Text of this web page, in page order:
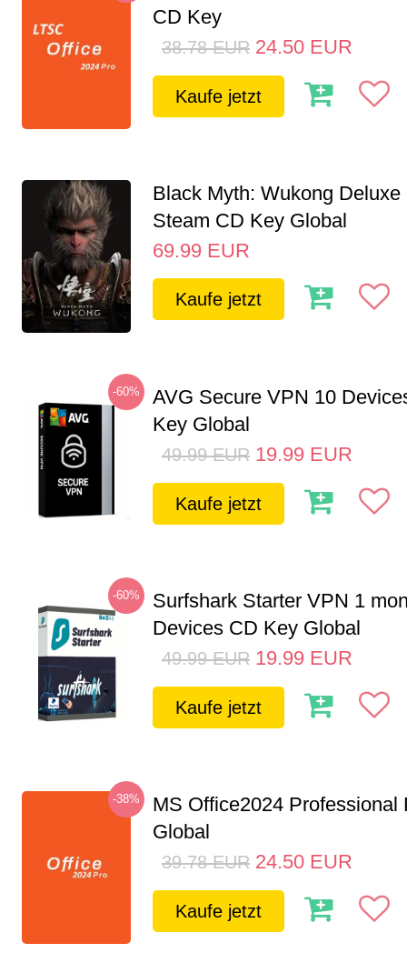
CD Key
38.78 EUR 24.50 EUR
Kaufe jetzt
Black Myth: Wukong Deluxe
Steam CD Key Global
69.99 EUR
Kaufe jetzt
-60%
AVG Secure VPN 10
Key Global
49.99 EUR 19.99 EUR
Kaufe jetzt
-60%
Surfshark Starter VPN 1
Devices CD Key Global
49.99 EUR 19.99 EUR
Kaufe jetzt
-38%
MS Office2024 Professional
Global
39.78 EUR 24.50 EUR
Kaufe jetzt